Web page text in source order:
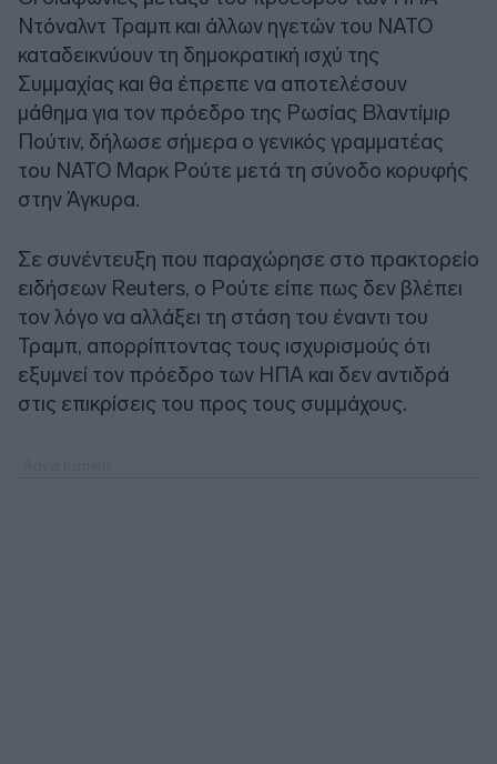
Ντόναλντ Τραμπ και άλλων ηγετών του ΝΑΤΟ
καταδεικνύουν τη δημοκρατική ισχύ της
Συμμαχίας και θα έπρεπε να αποτελέσουν
μάθημα για τον πρόεδρο της Ρωσίας Βλαντίμιρ
Πούτιν, δήλωσε σήμερα ο γενικός γραμματέας
του ΝΑΤΟ Μαρκ Ρούτε μετά τη σύνοδο κορυφής
στην Άγκυρα.
Σε συνέντευξη που παραχώρησε στο πρακτορείο
ειδήσεων Reuters, ο Ρούτε είπε πως δεν βλέπει
τον λόγο να αλλάξει τη στάση του έναντι του
Τραμπ, απορρίπτοντας τους ισχυρισμούς ότι
εξυμνεί τον πρόεδρο των ΗΠΑ και δεν αντιδρά
στις επικρίσεις του προς τους συμμάχους.